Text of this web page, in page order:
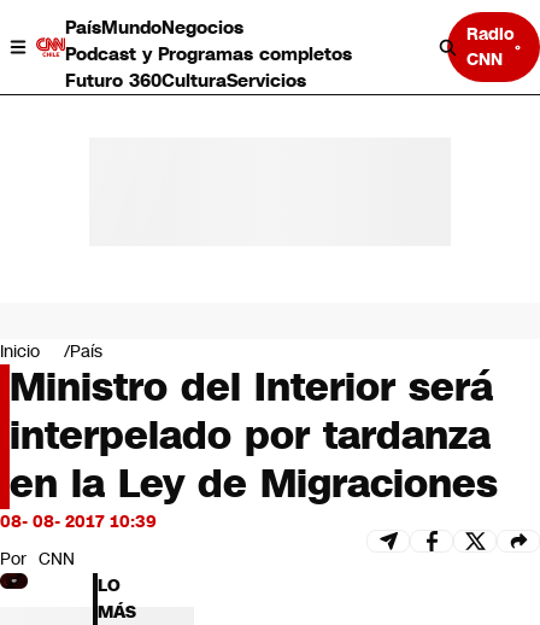
PaísMundoNegocios
Podcast y Programas completos
Futuro 360CulturaServicios
Radio
CNN
Negocios
Deportes
Programas completos
Cultura
Servicios
Bits
CNN tiempo
Futuro 360
Opinión
Inicio País
Ministro del Interior será
interpelado por tardanza
en la Ley de Migraciones
08- 08- 2017 10:39
Por CNN
LO
MÁS